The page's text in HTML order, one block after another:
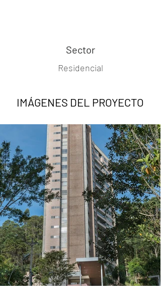
Sector
Residencial
IMÁGENES DEL PROYECTO